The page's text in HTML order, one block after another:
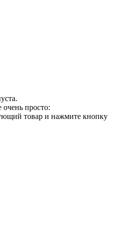
очень просто:
товар и нажмите кнопку